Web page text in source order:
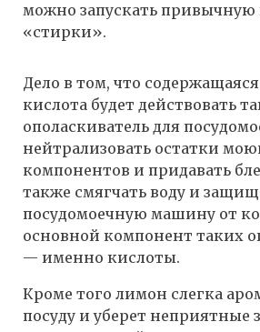
можно запускать привычную
«стирки».
Дело в том, что
кислота будет действовать
ополаскиватель для
нейтрализовать остатки
компонентов и придавать
также смягчать воду и
посудомоечную машину от
основной компонент таких
— именно кислоты.
Кроме того лимон слегка
посуду и уберет неприятные